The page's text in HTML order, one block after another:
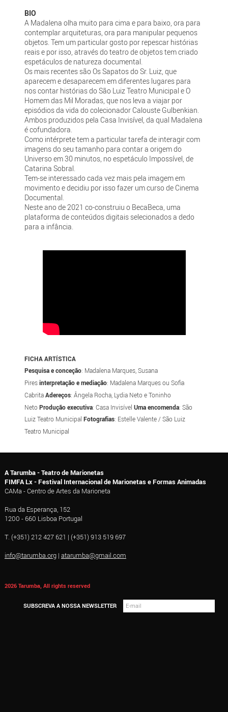
BIO
A Madalena olha muito para cima e para baixo, ora para
contemplar arquiteturas, ora para manipular pequenos
objetos. Tem um particular gosto por repescar histórias
reais e por isso, através do teatro de objetos tem criado
espetáculos de natureza documental.
Os mais recentes são Os Sapatos do Sr. Luiz, que
aparecem e desaparecem em diferentes lugares para
nos contar histórias do São Luiz Teatro Municipal e O
Homem das Mil Moradas, que nos leva a viajar por
episódios da vida do colecionador Calouste Gulbenkian.
Ambos produzidos pela Casa Invisível, da qual Madalena
é cofundadora.
Como intérprete tem a particular tarefa de interagir com
imagens do seu tamanho para contar a origem do
Universo em 30 minutos, no espetáculo Impossível, de
Catarina Sobral.
Tem-se interessado cada vez mais pela imagem em
movimento e decidiu por isso fazer um curso de Cinema
Documental.
Neste ano de 2021 co-construiu o BecaBeca, uma
plataforma de conteúdos digitais selecionados a dedo
para a infância.
FICHA ARTÍSTICA
Pesquisa e conceção: Madalena Marques, Susana
Piresinterpretação e mediação: Madalena Marques ou Sofia
CabritaAdereços: Ângela Rocha, Lydia Neto e Toninho
NetoProdução executiva: Casa InvisívelUma encomenda: São
Luiz Teatro MunicipalFotografias: Estelle Valente / São Luiz
Teatro Municipal
A Tarumba - Teatro de Marionetas
FIMFA Lx - Festival Internacional de Marionetas e Formas Animadas
CAMa - Centro de Artes da Marioneta
Rua da Esperança, 152
1200 - 660 Lisboa Portugal
T. (+351) 212 427 621 | (+351) 913 519 697
info@tarumba.org| atarumba@gmail.com
2026 Tarumba, All rights reserved
SUBSCREVA A NOSSA NEWSLETTER